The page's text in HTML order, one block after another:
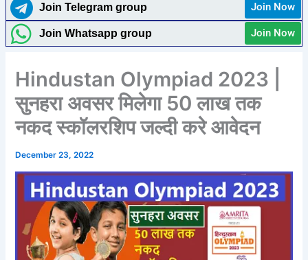
Join Telegram group Join Now
Join Whatsapp group Join Now
Hindustan Olympiad 2023 |
सुनहरा अवसर मिलेगा 50 लाख तक
नकद स्कॉलरशिप जल्दी करे आवेदन
December 23, 2022